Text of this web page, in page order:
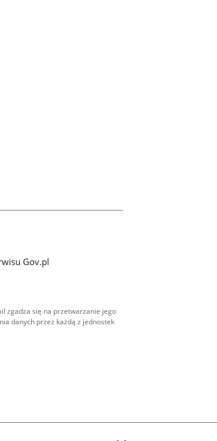
Gov.pl
zgadza się na przetwarzanie jego
danych przez każdą z jednostek